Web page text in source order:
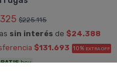
$225.115
sin interés de $24.388
$131.693 10% EXTRA OFF
hoy